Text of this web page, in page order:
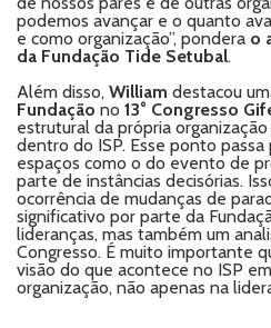
podemos avançar e o quanto
e como organização”, pondera o
da Fundação Tide Setubal.
Além disso, William destacou
Fundação no 13° Congresso
estrutural da própria
dentro do ISP. Esse ponto
espaços como o do evento de
parte de instâncias decisórias.
ocorrência de mudanças de
significativo por parte da
lideranças, mas também um
Congresso. É muito importante
visão do que acontece no ISP
organização, não apenas na